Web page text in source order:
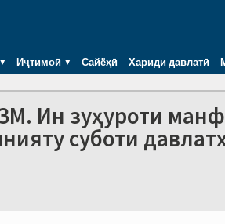
Иҷтимоӣ Сайёҳӣ Хариди давлатӣ
Ин зуҳуроти
суботи